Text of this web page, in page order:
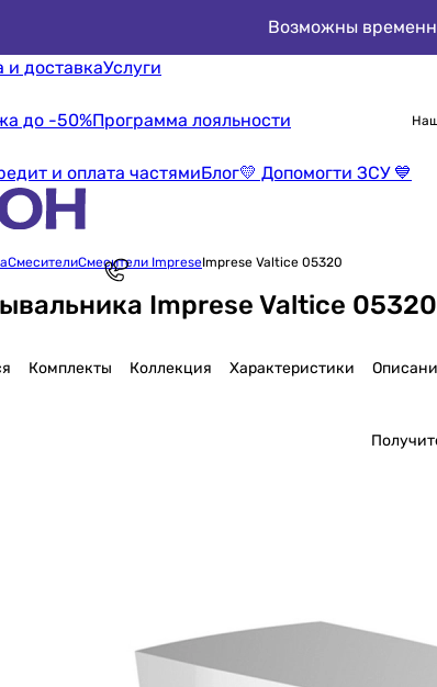
Возможны
и доставкаУслуги
до -50%Программа лояльности
и оплата частямиБлог💛 Допомогти ЗСУ 💙
СмесителиСмесители ImpreseImprese Valtice 05320
Imprese Valtice 05320
Комплекты Коллекция Характеристики